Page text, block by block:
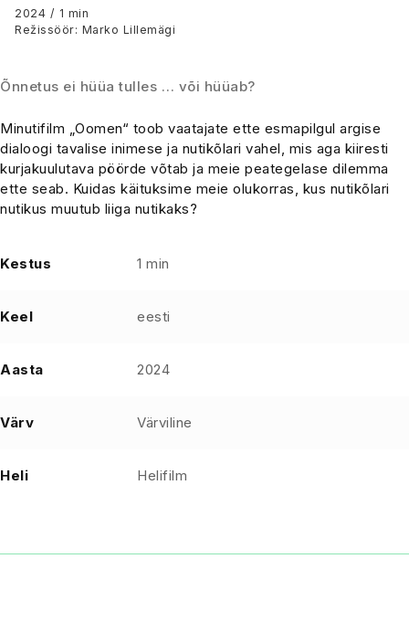
2024 / 1 min
Režissöör: Marko Lillemägi
Õnnetus ei hüüa tulles … või hüüab?
Minutifilm „Oomen“ toob vaatajate ette esmapilgul argise
dialoogi tavalise inimese ja nutikõlari vahel, mis aga kiiresti
kurjakuulutava pöörde võtab ja meie peategelase dilemma
ette seab. Kuidas käituksime meie olukorras, kus nutikõlari
nutikus muutub liiga nutikaks?
Kestus 1 min
Keel eesti
Aasta 2024
Värv Värviline
Heli Helifilm